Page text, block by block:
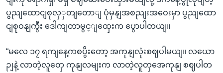
ပွညျထောငျစုလှှတျတောျ ပုံမှနျအစညျးအဝေးမှာ ပွညျထော
ငျစုဝနျကွီး ဒေါကျတာမွင့ျထှေးက ပွောပါတယျ။
“မလေ ၁၇ ရကျနေ့ကစပွီးတော့ အကုနျလုံးစဈပါမယျ။ လယော
ဉျနဲ့ လာတဲ့လူတှေ ကုနျလမျးက လာတဲ့လူတှအေကုနျ စဈပါတ